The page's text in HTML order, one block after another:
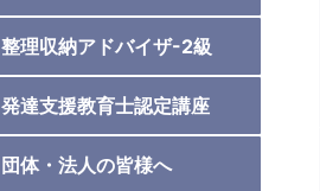
整理収納アドバイザ-2級
発達支援教育士認定講座
団体・法人の皆様へ